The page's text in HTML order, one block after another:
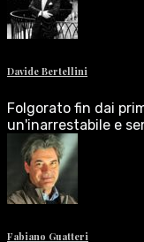
Davide Bertellini
Folgorato fin dai
un'inarrestabile e
Fabiano Guatteri